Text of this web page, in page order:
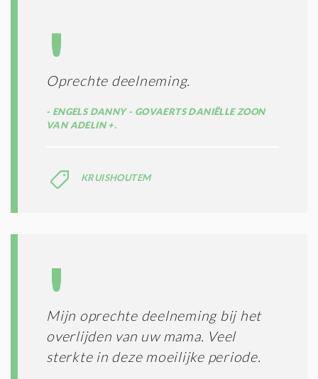
Oprechte deelneming.
ENGELS DANNY - GOVAERTS DANIËLLE ZOON
VAN ADELIN +.
KRUISHOUTEM
Mijn oprechte deelneming bij het
overlijden van uw mama. Veel
sterkte in deze moeilijke periode.